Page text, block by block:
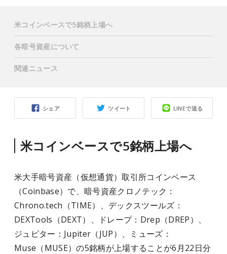
シェア ツイート LINEで送る
米コインベースで5銘柄上場へ
米大手暗号資産（仮想通貨）取引所コインベース
（Coinbase）で、暗号資産クロノテック：
Chrono.tech（TIME）、デックスツールズ：
DEXTools（DEXT）、ドレープ：Drep（DREP）、
ジュピター：Jupiter（JUP）、ミューズ：
Muse（MUSE）の5銘柄が上場することが6月22日分
米コインベースで5銘柄上場へ
各暗号資産について
関連ニュース